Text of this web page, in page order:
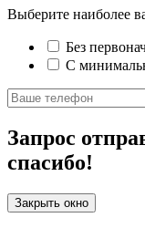
Выберите наиболее
Без
С
Запрос
спасибо!
Закрыть окно